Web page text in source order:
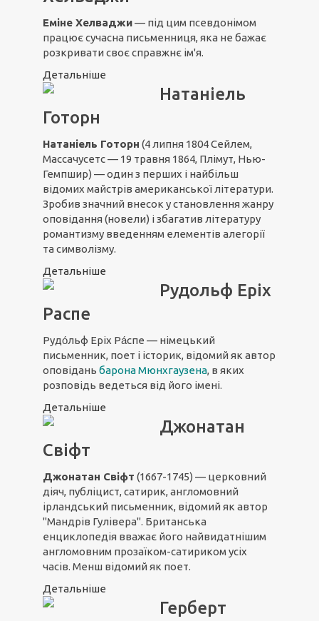
Еміне Хелваджи— під цим псевдонімом
працює сучасна письменниця, яка не бажає
розкривати своє справжнє ім'я.
Детальніше
Натаніель
Готорн
Натаніель Готорн (4 липня 1804 Сейлем,
Массачусетс — 19 травня 1864, Плімут, Нью-
Гемпшир) — один з перших і найбільш
відомих майстрів американської літератури.
Зробив значний внесок у становлення жанру
оповідання (новели) і збагатив літературу
романтизму введенням елементів алегорії
та символізму.
Детальніше
Рудольф Еріх
Распе
Рудо́льф Еріх Ра́спе — німецький
письменник, поет і історик, відомий як автор
оповідань барона Мюнхгаузена, в яких
розповідь ведеться від його імені.
Детальніше
Джонатан
Свіфт
Джонатан Свіфт (1667-1745) — церковний
діяч, публіцист, сатирик, англомовний
ірландський письменник, відомий як автор
"Мандрів Гулівера". Британська
енциклопедія вважає його найвидатнішим
англомовним прозаїком-сатириком усіх
часів. Менш відомий як поет.
Детальніше
Герберт